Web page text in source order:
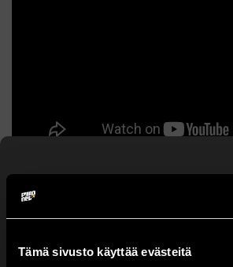
Tämä sivusto käyttää evästeitä
Pyromaster 200 shots
75,90€
TUOTEMERKKI